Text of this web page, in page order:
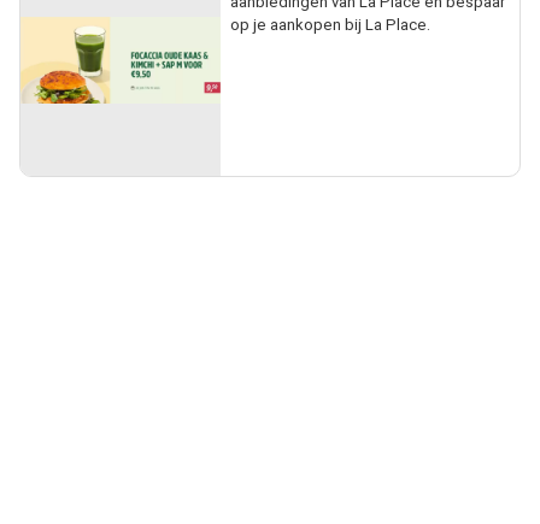
op je aankopen bij La Place.